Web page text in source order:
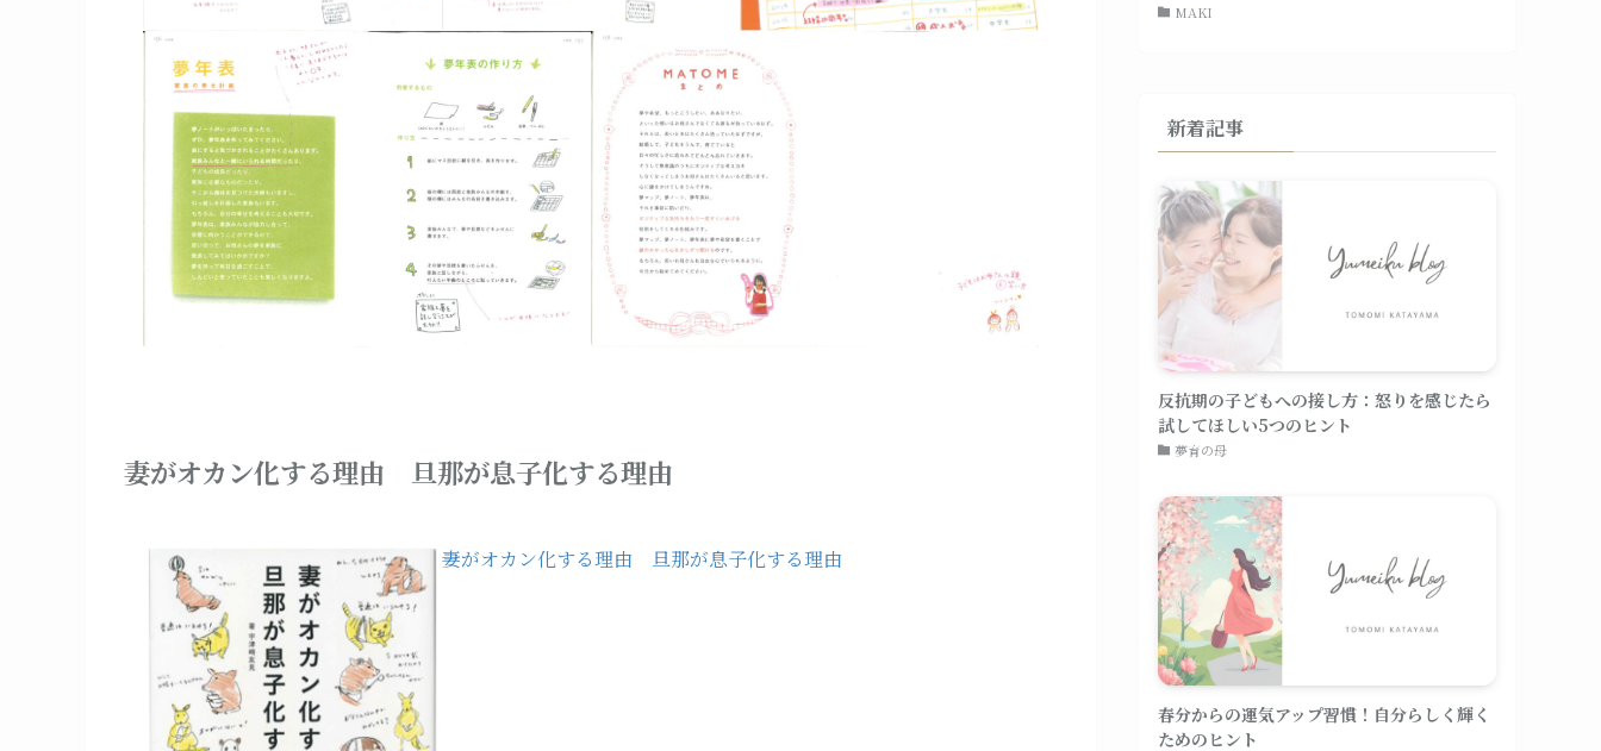
妻がオカン化する理由 旦那が息子化する理由
妻がオカン化する理由 旦那が息子化する理由
MAKI
新着記事
反抗期の子どもへの接し方：怒りを感じたら
試してほしい5つのヒント
夢育の母
春分からの運気アップ習慣！自分らしく輝く
ためのヒント